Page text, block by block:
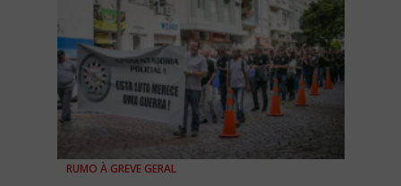
RUMO À GREVE GERAL